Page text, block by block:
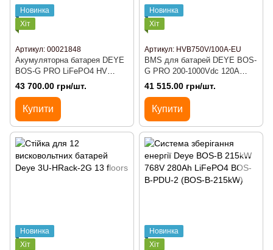
Новинка
Хіт
Артикул: 00021848
Акумуляторна батарея DEYE
BOS-G PRO LiFePO4 HV
51.2v 100AH 5.12kwh
43 700.00 грн/шт.
Купити
Новинка
Хіт
Артикул: HVB750V/100A-EU
BMS для батарей DEYE BOS-
G PRO 200-1000Vdc 120A
(BOS-G-PDU-2)
41 515.00 грн/шт.
Купити
Новинка
Хіт
Новинка
Хіт